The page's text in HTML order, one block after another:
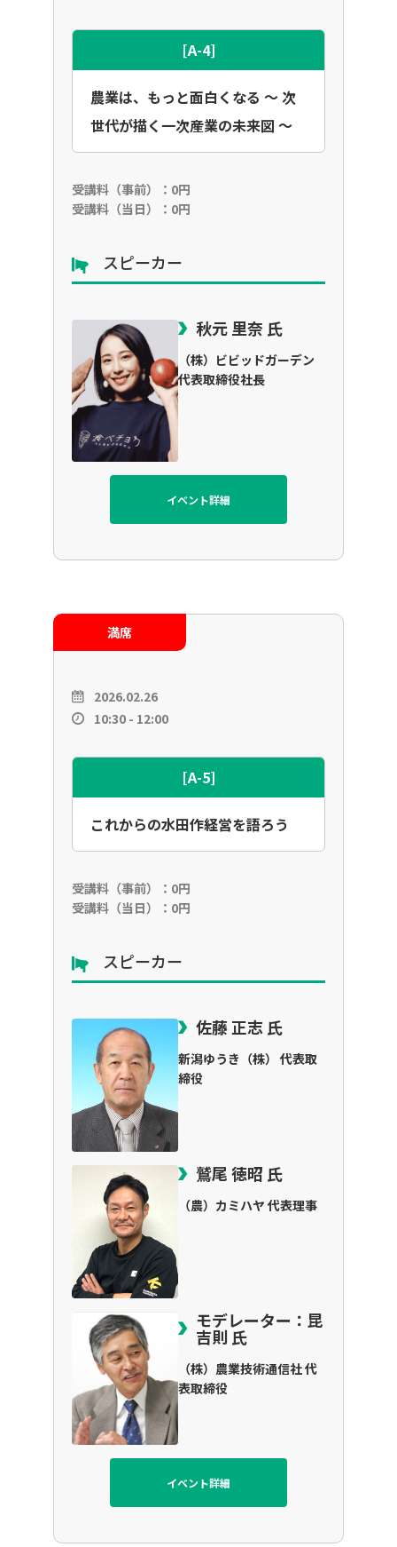
[A-4]
農業は、もっと面白くなる 〜 次
世代が描く一次産業の未来図 〜
受講料（事前）：0円
受講料（当日）：0円
スピーカー
秋元 里奈 氏
（株）ビビッドガーデン
代表取締役社長
イベント詳細
満席
2026.02.26
10:30 - 12:00
[A-5]
これからの水田作経営を語ろう
受講料（事前）：0円
受講料（当日）：0円
スピーカー
佐藤 正志 氏
新潟ゆうき（株） 代表取
締役
鷲尾 徳昭 氏
（農）カミハヤ 代表理事
モデレーター：昆
吉則 氏
（株）農業技術通信社 代
表取締役
イベント詳細